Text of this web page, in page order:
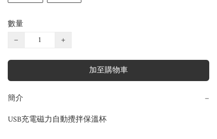
數量
−
+
加至購物車
簡介 −
USB充電磁力自動攪拌保溫杯